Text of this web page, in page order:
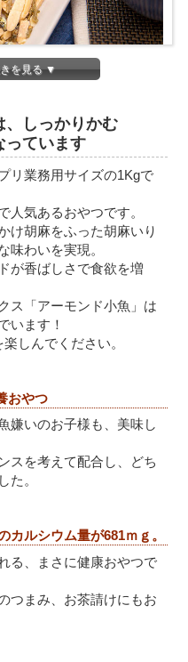
を見る ▼
、しっかりかむ
っています
リ業務用サイズの1Kgで
人気あるおやつです。
け胡麻をふった胡麻いり
味わいを実現。
が香ばしさで食欲を増
ス「アーモンド小魚」は
います！
しんでください。
おやつ
嫌いのお子様も、美味し
スを考えて配合し、どち
た。
カルシウム量が681ｍｇ。
る、まさに健康おやつで
つまみ、お茶請けにもお